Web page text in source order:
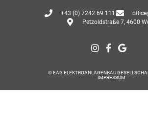
+43 (0) 7242 69 111
Petzoldstraße 7, 4600
© EAG ELEKTROANLAGENBAU
IMPRESSUM